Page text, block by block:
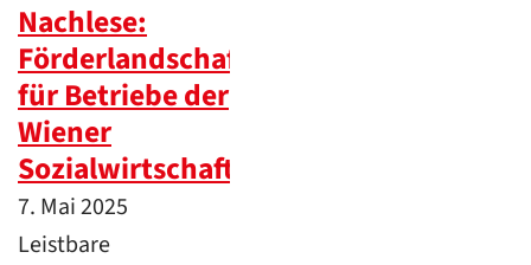
Nachlese:
Förderlandschaft
für Betriebe der
Wiener
Sozialwirtschaft
7. Mai 2025
Leistbare